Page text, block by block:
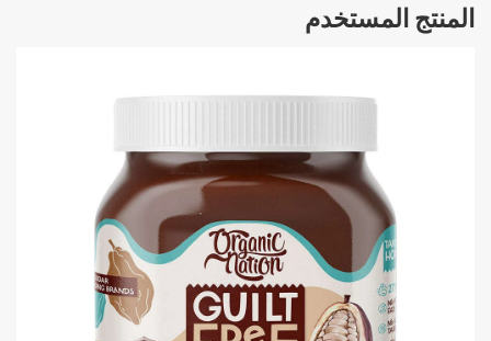
المنتج المستخدم